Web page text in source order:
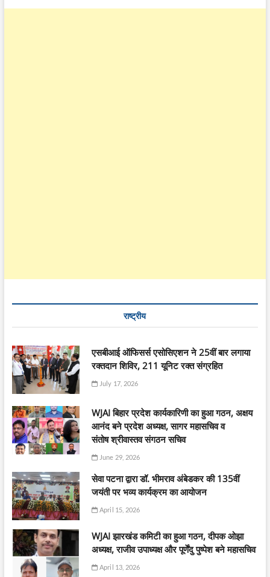
राष्ट्रीय
एसबीआई ऑफिसर्स एसोसिएशन ने 25वीं बार लगाया
रक्तदान शिविर, 211 यूनिट रक्त संग्रहित
July 17, 2026
WJAI बिहार प्रदेश कार्यकारिणी का हुआ गठन, अक्षय
आनंद बने प्रदेश अध्यक्ष, सागर महासचिव व
संतोष श्रीवास्तव संगठन सचिव
June 29, 2026
सेवा पटना द्वारा डॉ. भीमराव अंबेडकर की 135वीं
जयंती पर भव्य कार्यक्रम का आयोजन
April 15, 2026
WJAI झारखंड कमिटी का हुआ गठन, दीपक ओझा
अध्यक्ष, राजीव उपाध्यक्ष और पूर्णेंदु पुष्पेश बने महासचिव
April 13, 2026